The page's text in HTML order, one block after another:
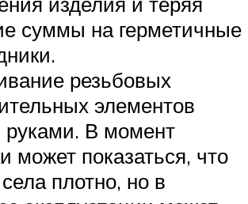
суммы на герметичные
резьбовых
элементов
руками. В момент
может показаться, что
плотно, но в